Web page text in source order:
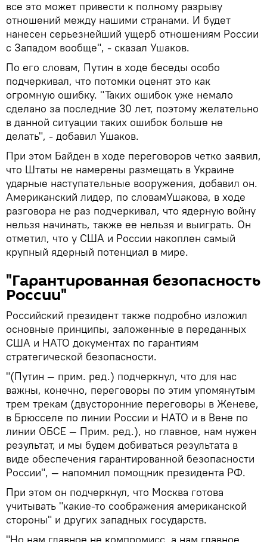
все это может привести к полному разрыву
отношений между нашими странами. И будет
нанесен серьезнейший ущерб отношениям России
с Западом вообще", - сказал Ушаков.
По его словам, Путин в ходе беседы особо
подчеркивал, что потомки оценят это как
огромную ошибку. "Таких ошибок уже немало
сделано за последние 30 лет, поэтому желательно
в данной ситуации таких ошибок больше не
делать", - добавил Ушаков.
При этом Байден в ходе переговоров четко заявил,
что Штаты не намерены размещать в Украине
ударные наступательные вооружения, добавил он.
Американский лидер, по словамУшакова, в ходе
разговора не раз подчеркивал, что ядерную войну
нельзя начинать, также ее нельзя и выиграть. Он
отметил, что у США и России накоплен самый
крупный ядерный потенциал в мире.
"Гарантированная безопасность
России"
Российский президент также подробно изложил
основные принципы, заложенные в переданных
США и НАТО документах по гарантиям
стратегической безопасности.
"(Путин — прим. ред.) подчеркнул, что для нас
важны, конечно, переговоры по этим упомянутым
трем трекам (двусторонние переговоры в Женеве,
в Брюсселе по линии России и НАТО и в Вене по
линии ОБСЕ — Прим. ред.), но главное, нам нужен
результат, и мы будем добиваться результата в
виде обеспечения гарантированной безопасности
России", — напомнил помощник президента РФ.
При этом он подчеркнул, что Москва готова
учитывать "какие-то соображения американской
стороны" и других западных государств.
"Но нам главное не компромисс, а нам главное